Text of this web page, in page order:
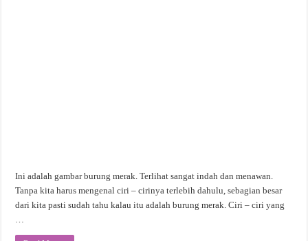
Ini adalah gambar burung merak. Terlihat sangat indah dan menawan.
Tanpa kita harus mengenal ciri – cirinya terlebih dahulu, sebagian besar
dari kita pasti sudah tahu kalau itu adalah burung merak. Ciri – ciri yang
…